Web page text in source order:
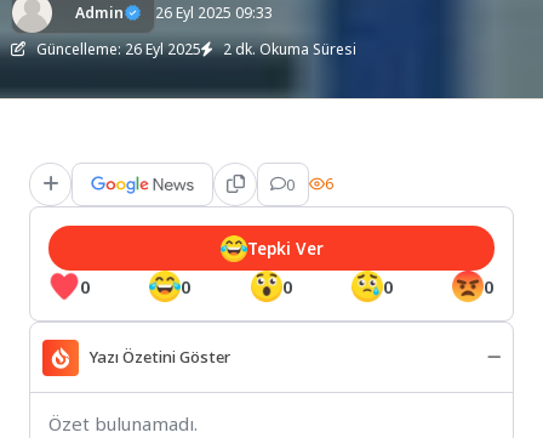
Admin
26 Eyl 2025 09:33
Güncelleme: 26 Eyl 2025
2 dk. Okuma Süresi
0 6
0 0 0 0 0
Tepki Ver
Yazı Özetini Göster
Özet bulunamadı.